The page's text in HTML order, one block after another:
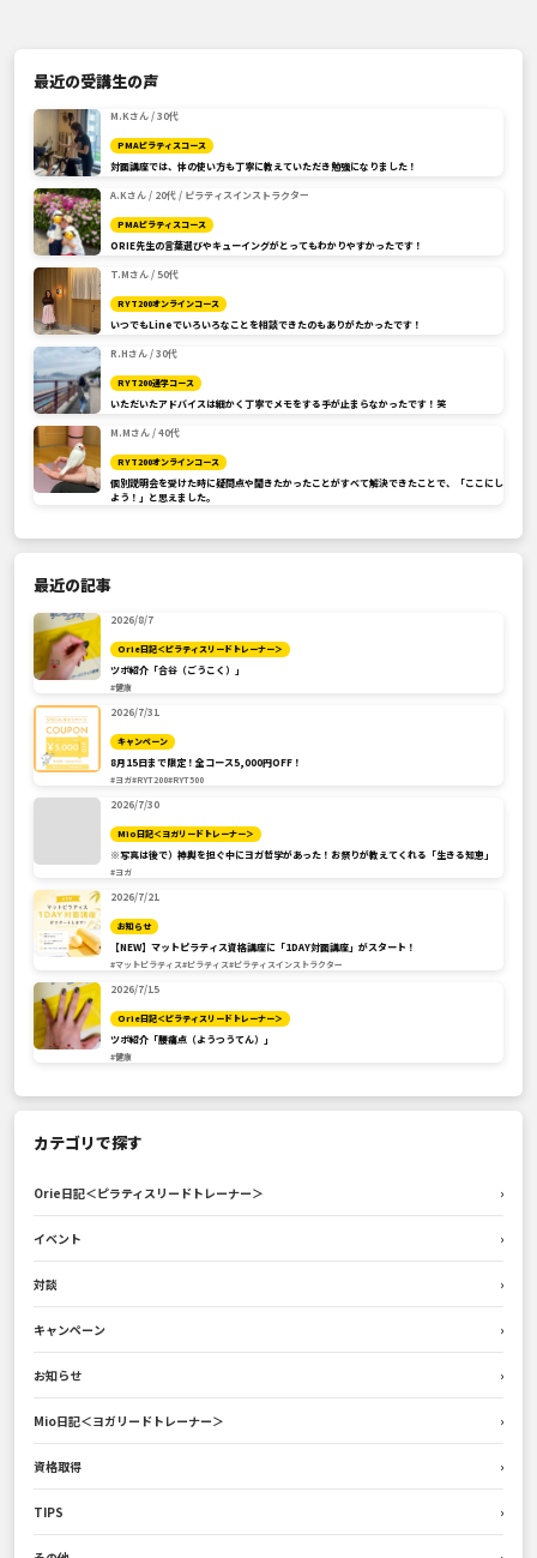
最近の受講生の声
M.Kさん / 30代
PMAピラティスコース
対面講座では、体の使い方も丁寧に教えていただき勉強になりました！
A.Kさん / 20代 / ピラティスインストラクター
PMAピラティスコース
ORIE先生の言葉選びやキューイングがとってもわかりやすかったです！
T.Mさん / 50代
RYT200オンラインコース
いつでもLineでいろいろなことを相談できたのもありがたかったです！
R.Hさん / 30代
RYT200通学コース
いただいたアドバイスは細かく丁寧でメモをする手が止まらなかったです！笑
M.Mさん / 40代
RYT200オンラインコース
個別説明会を受けた時に疑問点や聞きたかったことがすべて解決できたことで、「ここにし
よう！」と思えました。
最近の記事
2026/8/7
Orie日記＜ピラティスリードトレーナー＞
ツボ紹介「合谷（ごうこく）」
#健康
2026/7/31
キャンペーン
8月15日まで限定！全コース5,000円OFF！
#ヨガ#RYT200#RYT500
2026/7/30
Mio日記＜ヨガリードトレーナー＞
※写真は後で）神輿を担ぐ中にヨガ哲学があった！お祭りが教えてくれる「生きる知恵」
#ヨガ
2026/7/21
お知らせ
【NEW】マットピラティス資格講座に「1DAY対面講座」がスタート！
#マットピラティス#ピラティス#ピラティスインストラクター
2026/7/15
Orie日記＜ピラティスリードトレーナー＞
ツボ紹介「腰痛点（ようつうてん）」
#健康
カテゴリで探す
Orie日記＜ピラティスリードトレーナー＞ ›
イベント ›
対談 ›
キャンペーン ›
お知らせ ›
Mio日記＜ヨガリードトレーナー＞ ›
資格取得 ›
TIPS ›